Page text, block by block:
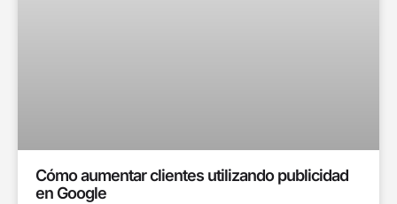
Cómo aumentar clientes utilizando publicidad
en Google